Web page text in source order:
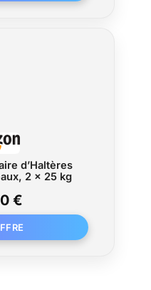
d’Haltères
2 × 25 kg
€